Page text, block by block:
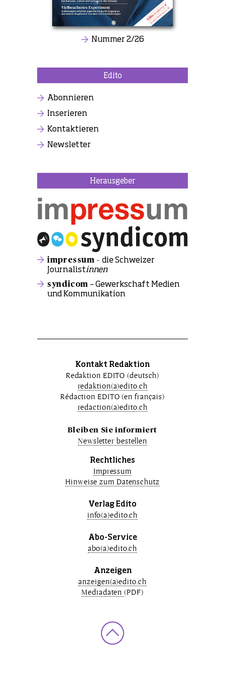
Nummer 2/26
Edito
Abonnieren
Inserieren
Kontaktieren
Newsletter
Herausgeber
impressum – die Schweizer
Journalistinnen
syndicom – Gewerkschaft Medien
und Kommunikation
Kontakt Redaktion
Redaktion EDITO (deutsch)
redaktion(a)edito.ch
Rédaction EDITO (en français)
redaction(a)edito.ch
Bleiben Sie informiert
Newsletter bestellen
Rechtliches
Impressum
Hinweise zum Datenschutz
Verlag Edito
info(a)edito.ch
Abo-Service
abo(a)edito.ch
Anzeigen
anzeigen(a)edito.ch
Mediadaten(PDF)